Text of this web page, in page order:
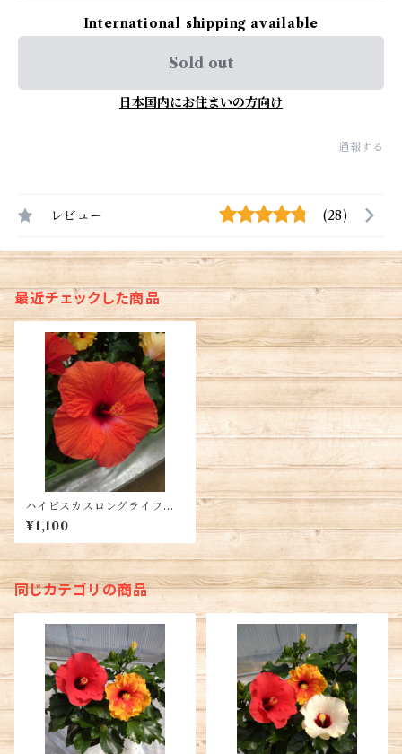
International shipping available
Sold out
日本国内にお住まいの方向け
通報する
レビュー (28)
最近チェックした商品
ハイビスカスロングライフ・
ヘラ5号鉢 送料別
¥1,100
同じカテゴリの商品